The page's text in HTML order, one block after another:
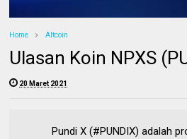
Home Altcoin
Ulasan Koin NPXS
20 Maret 2021
Pundi X (#PUNDIX) adalah